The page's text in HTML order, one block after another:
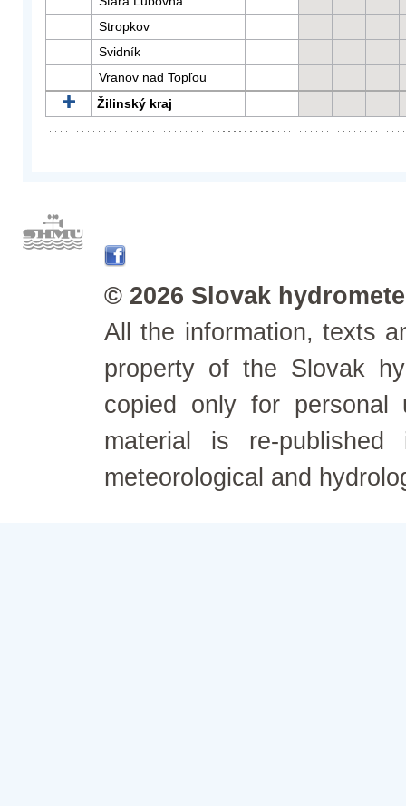
Stropkov
Svidník
Vranov nad Topľou
Žilinský kraj
© 2026 Slovak
All the information, texts
property of the Slovak
copied only for personal
material is re-
meteorological and